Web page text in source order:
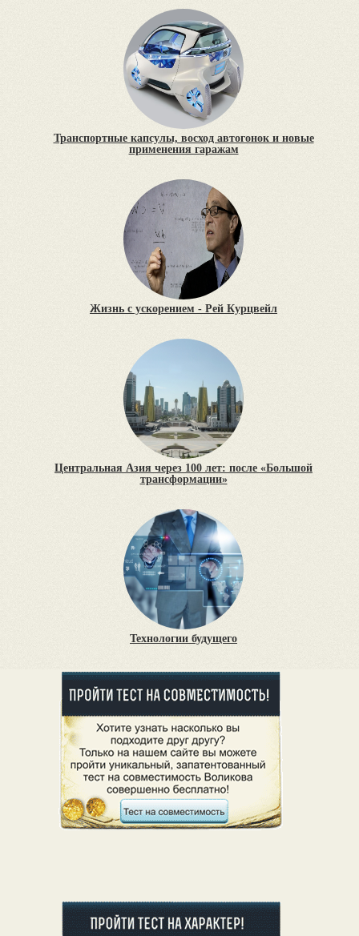
Транспортные капсулы, восход автогонок и новые
применения гаражам
Жизнь с ускорением - Рей Курцвейл
Центральная Азия через 100 лет: после «Большой
трансформации»
Технологии будущего